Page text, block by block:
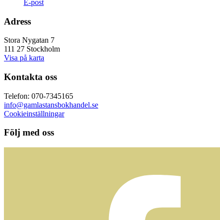
E-post
Adress
Stora Nygatan 7
111 27 Stockholm
Visa på karta
Kontakta oss
Telefon: 070-7345165
info@gamlastansbokhandel.se
Cookieinställningar
Följ med oss